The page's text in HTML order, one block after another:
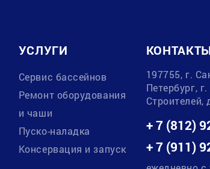
УСЛУГИ
Сервис бассейнов
Ремонт оборудования
и чаши
Пуско-наладка
Консервация и запуск
197755, г.
Петербург,
Строителей,
+ 7 (812)
+ 7 (911)